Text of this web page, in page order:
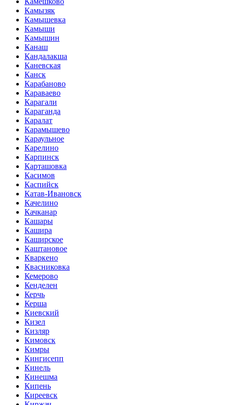
Камызяк
Камышевка
Камыши
Камышин
Канаш
Кандалакша
Каневская
Канск
Карабаново
Караваево
Карагали
Караганда
Каралат
Карамышево
Караульное
Карелино
Карпинск
Карташовка
Касимов
Каспийск
Катав-Ивановск
Качелино
Качканар
Кашары
Кашира
Каширское
Каштановое
Кваркено
Квасниковка
Кемерово
Кенделен
Керчь
Керша
Киевский
Кизел
Кизляр
Кимовск
Кимры
Кингисепп
Кинель
Кинешма
Кипень
Киреевск